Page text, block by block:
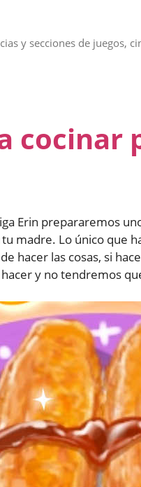
y secciones de juegos,
cocinar
Erin prepararemos
madre. Lo único que
hacer las cosas, si
y no tendremos